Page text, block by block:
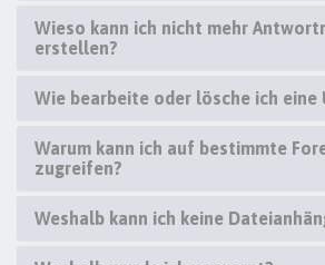
Wieso kann ich nicht mehr
erstellen?
Wie bearbeite oder lösche ich eine
Warum kann ich auf bestimmte
zugreifen?
Weshalb kann ich keine